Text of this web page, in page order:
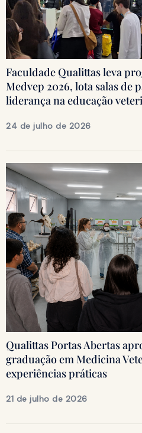
Faculdade Qualittas leva
Medvep 2026, lota salas de
liderança na educação
24 de julho de 2026
Qualittas Portas Abertas
graduação em Medicina
experiências práticas
21 de julho de 2026